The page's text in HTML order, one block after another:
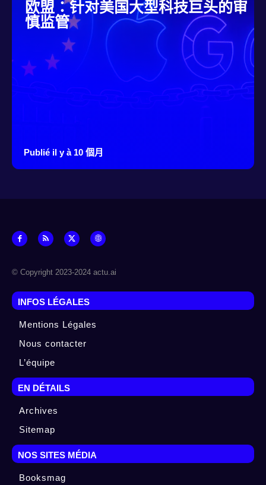
欧盟：针对美国大型科技巨头的审
慎监管
Publié il y à 10 個月
© Copyright 2023-2024 actu.ai
INFOS LÉGALES
Mentions Légales
Nous contacter
L’équipe
EN DÉTAILS
Archives
Sitemap
NOS SITES MÉDIA
Booksmag